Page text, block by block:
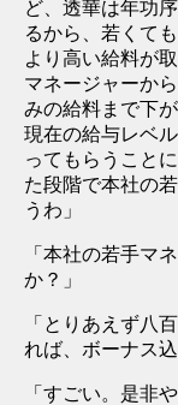
ど、透華は年功
るから、若くて
より高い給料が
マネージャーか
みの給料まで下
現在の給与レベ
ってもらうこと
た段階で本社の
うわ」
「本社の若手マ
か？」
「とりあえず八
れば、ボーナス
「すごい。是非